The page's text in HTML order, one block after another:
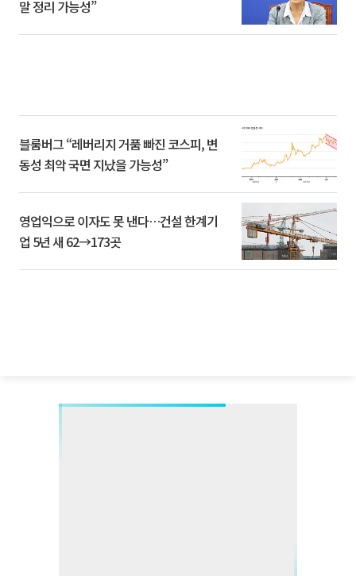
말 정리 가능성”
블룸버그 “레버리지 거품 빠진 코스피, 변
동성 최악 국면 지났을 가능성”
영업익으로 이자도 못 낸다…건설 한계기
업 5년 새 62→173곳